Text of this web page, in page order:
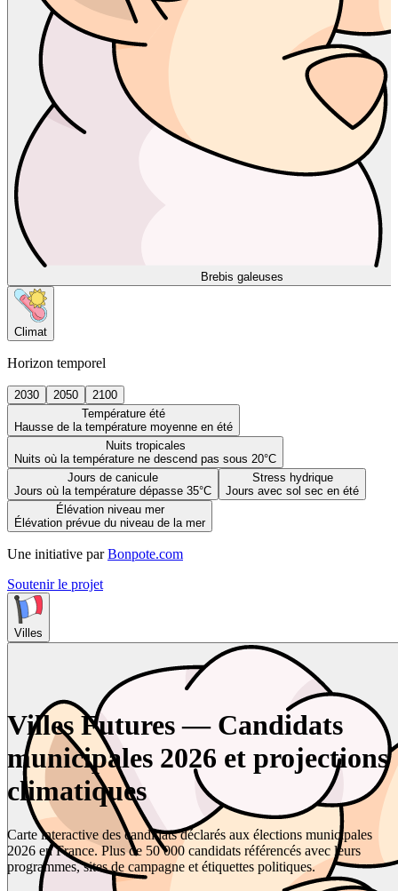
Brebis galeuses
Climat
Horizon temporel
2030 2050
2100
Température été
Hausse de la température moyenne en été
Nuits tropicales
Nuits où la température ne descend pas sous 20°C
Jours de canicule
Jours où la température dépasse 35°C
Stress hydrique
Jours avec sol sec en été
Élévation niveau mer
Élévation prévue du niveau de la mer
Une initiative par Bonpote.com
Soutenir le projet
Villes
Villes Futures — Candidats
municipales 2026 et projections
climatiques
Carte interactive des candidats déclarés aux élections municipales
2026 en France. Plus de 50 000 candidats référencés avec leurs
programmes, sites de campagne et étiquettes politiques.